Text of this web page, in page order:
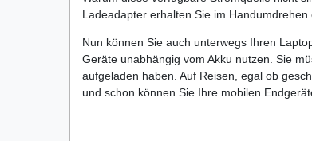
Ladeadapter erhalten Sie im
Nun können Sie auch unterwegs Ihren
Geräte unabhängig vom Akku nutzen. Sie
aufgeladen haben. Auf Reisen, egal ob
und schon können Sie Ihre mobilen